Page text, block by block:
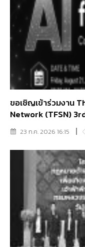
ขอเชิญเข้าร่วมงาน
Network (TFSN)
23 ก.ค. 2026 16:15